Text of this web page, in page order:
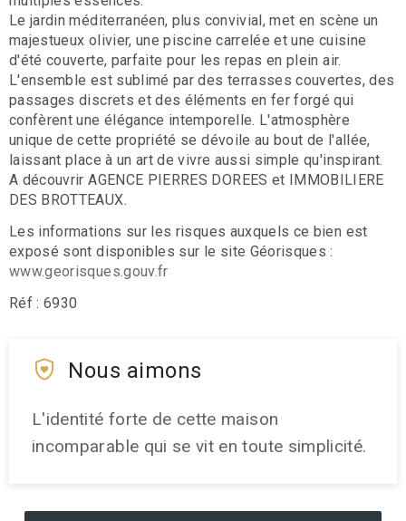
Le jardin méditerranéen, plus convivial, met en scène un
majestueux olivier, une piscine carrelée et une cuisine
d'été couverte, parfaite pour les repas en plein air.
L'ensemble est sublimé par des terrasses couvertes, des
passages discrets et des éléments en fer forgé qui
confèrent une élégance intemporelle. L'atmosphère
unique de cette propriété se dévoile au bout de l'allée,
laissant place à un art de vivre aussi simple qu'inspirant.
A découvrir AGENCE PIERRES DOREES et IMMOBILIERE
DES BROTTEAUX.
Les informations sur les risques auxquels ce bien est
exposé sont disponibles sur le site Géorisques :
www.georisques.gouv.fr
Réf : 6930
Nous aimons
L'identité forte de cette maison
incomparable qui se vit en toute simplicité.